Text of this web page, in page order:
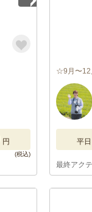
円
☆9月〜12
平日
最終アク